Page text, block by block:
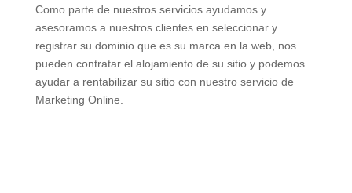
Como parte de nuestros servicios ayudamos y
asesoramos a nuestros clientes en seleccionar y
registrar su dominio que es su marca en la web, nos
pueden contratar el alojamiento de su sitio y podemos
ayudar a rentabilizar su sitio con nuestro servicio de
Marketing Online.